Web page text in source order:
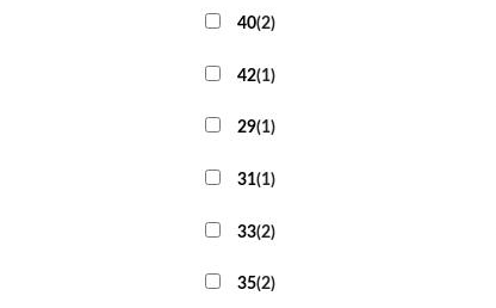
40(2)
42(1)
29(1)
31(1)
33(2)
35(2)